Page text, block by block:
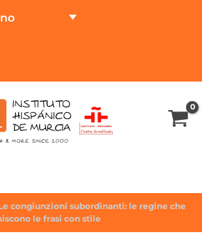
congiunzioni subordinanti: le regine che
le frasi con stile